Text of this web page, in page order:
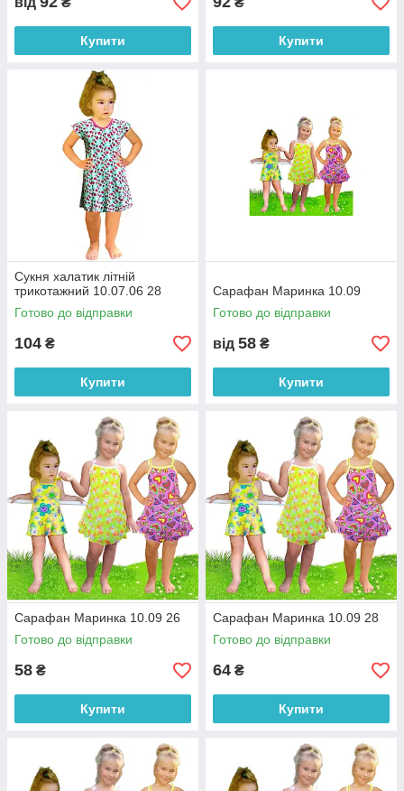
Купити Купити
Сукня халатик літній
трикотажний 10.07.06 28
Готово до відправки
104 ₴
Купити
Сарафан Маринка 10.09
Готово до відправки
від 58 ₴
Купити
Сарафан Маринка 10.09 26
Готово до відправки
58 ₴
Купити
Сарафан Маринка 10.09 28
Готово до відправки
64 ₴
Купити